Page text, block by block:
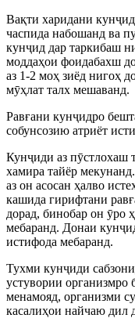
Вақти харидани
часпида набошанд ва
кунҷид дар таркибаш
моддаҳои фоидабахш
аз 1-2 моҳ зиёд нигоҳ
мӯҳлат талх мешаванд.
Равғани кунҷидро
собунсозию атриёт
Кунҷиди аз пӯстлохаш
хамира тайёр
аз он асосан ҳалво
кашида гирифтани
дорад, бинобар он ӯро
мебаранд. Донаи
истифода мебаранд.
Тухми кунҷиди
устувории организмро
менамояд, организми
касалиҳои найчаю дил